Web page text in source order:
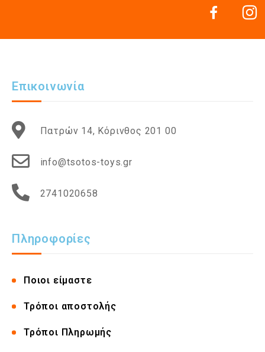
Επικοινωνία
Πατρών 14, Κόρινθος 201 00
info@tsotos-toys.gr
2741020658
Πληροφορίες
Ποιοι είμαστε
Τρόποι αποστολής
Τρόποι Πληρωμής